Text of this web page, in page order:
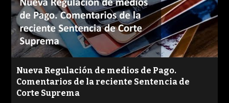
Nueva Regulación de medios de Pago.
Comentarios de la reciente Sentencia de
Corte Suprema